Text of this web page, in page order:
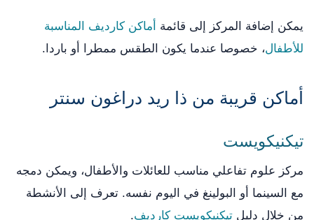
يمكن إضافة المركز إلى قائمة
أماكن كارديف المناسبة
للأطفال، خصوصا عندما يكون الطقس ممطرا أو باردا.
أماكن قريبة من ذا ريد دراغون سنتر
تيكنيكويست
مركز علوم تفاعلي مناسب للعائلات والأطفال، ويمكن دمجه
مع السينما أو البولينغ في اليوم نفسه. تعرف إلى الأنشطة
من خلال دليل تيكنيكويست كارديف.